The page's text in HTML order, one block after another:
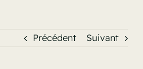
Précédent Suivant